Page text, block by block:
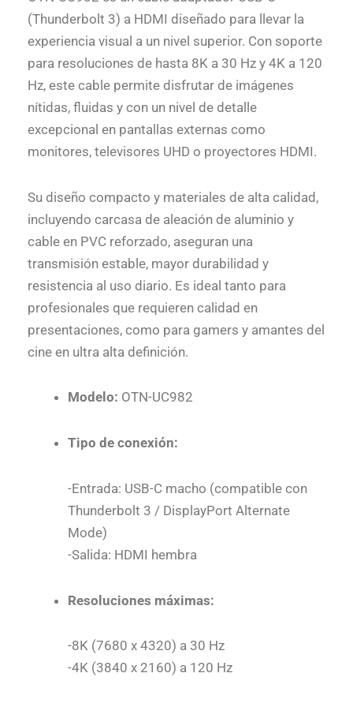
(Thunderbolt 3) a HDMI diseñado para llevar la
experiencia visual a un nivel superior. Con soporte
para resoluciones de hasta 8K a 30 Hz y 4K a 120
Hz, este cable permite disfrutar de imágenes
nítidas, fluidas y con un nivel de detalle
excepcional en pantallas externas como
monitores, televisores UHD o proyectores HDMI.
Su diseño compacto y materiales de alta calidad,
incluyendo carcasa de aleación de aluminio y
cable en PVC reforzado, aseguran una
transmisión estable, mayor durabilidad y
resistencia al uso diario. Es ideal tanto para
profesionales que requieren calidad en
presentaciones, como para gamers y amantes del
cine en ultra alta definición.
Modelo: OTN-UC982
Tipo de conexión:
-Entrada: USB-C macho (compatible con
Thunderbolt 3 / DisplayPort Alternate
Mode)
-Salida: HDMI hembra
Resoluciones máximas:
-8K (7680 x 4320) a 30 Hz
-4K (3840 x 2160) a 120 Hz